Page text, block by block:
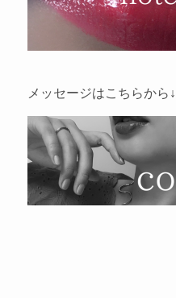
メッセージはこちらから↓